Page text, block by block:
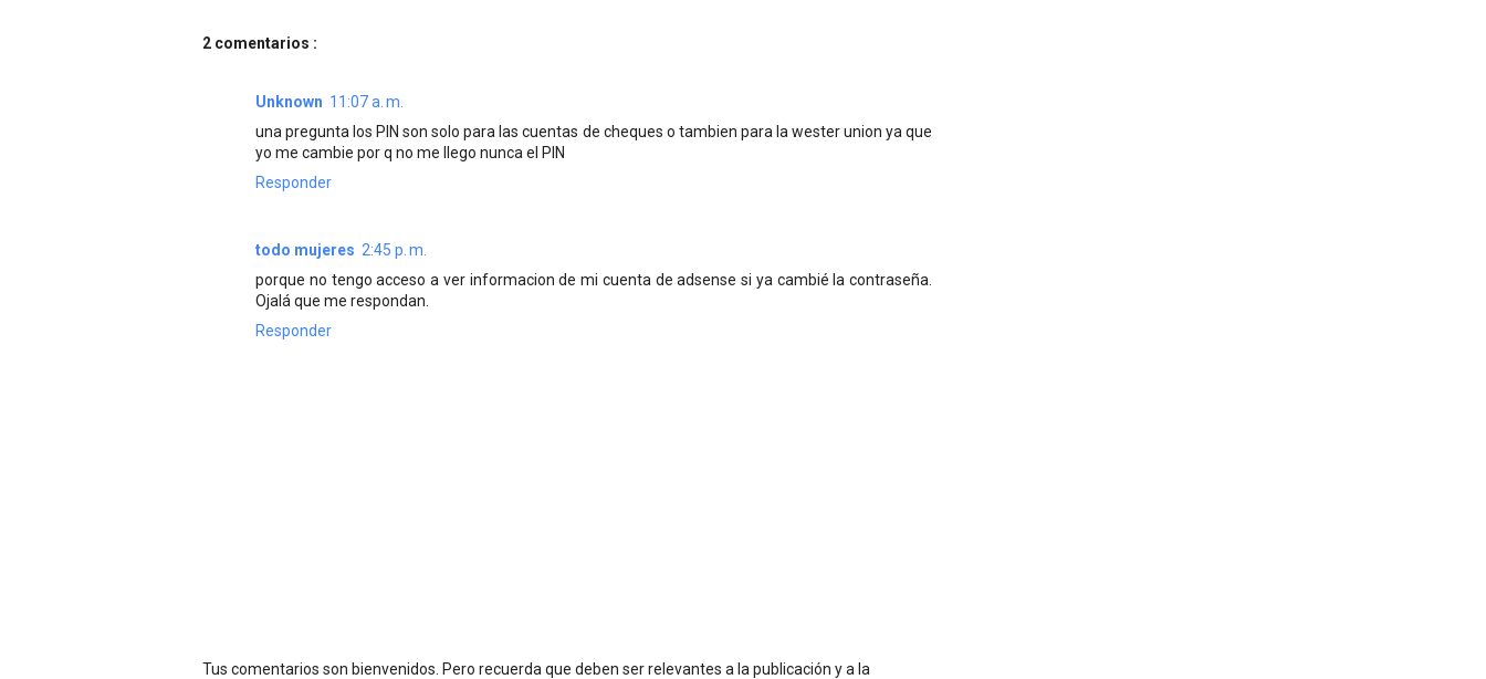
2 comentarios :
Unknown 11:07 a. m.
una pregunta los PIN son solo para las cuentas de cheques o tambien para la wester union ya que
yo me cambie por q no me llego nunca el PIN
Responder
todo mujeres 2:45 p. m.
porque no tengo acceso a ver informacion de mi cuenta de adsense si ya cambié la contraseña.
Ojalá que me respondan.
Responder
Tus comentarios son bienvenidos. Pero recuerda que deben ser relevantes a la publicación y a la